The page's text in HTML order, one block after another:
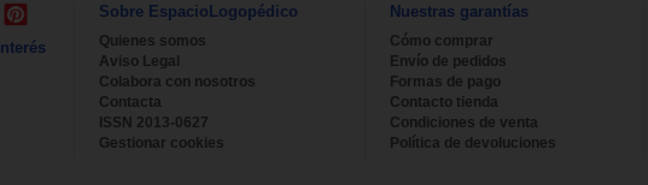
Sobre EspacioLogopédico
Quienes somos
Aviso Legal
Colabora con nosotros
Contacta
ISSN 2013-0627
Gestionar cookies
Nuestras garantías
Cómo comprar
Envío de pedidos
Formas de pago
Contacto tienda
Condiciones de venta
Política de devoluciones